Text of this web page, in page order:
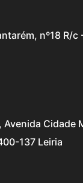
nº18 R/
Cidade
137 Leiria